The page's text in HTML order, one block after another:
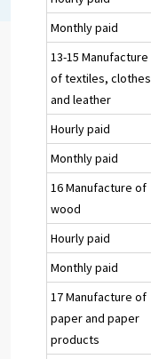
Monthly paid
13-15 Manufacture
of textiles, clothes
and leather
Hourly paid
Monthly paid
16 Manufacture of
wood
Hourly paid
Monthly paid
17 Manufacture of
paper and paper
products